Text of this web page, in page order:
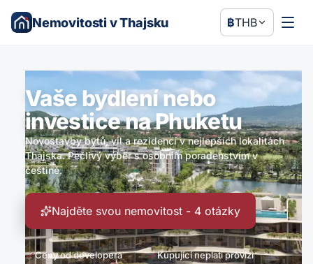
Nemovitosti v Thajsku ฿THB
Vaše bydlení nebo
investice na Phuketu
Novostavby bytů, vil a rezidencí v nejlepších lokalitách
Thajska. Pečlivý výběr s osobním poradenstvím v
češtině.
Najděte svou nemovitost - 4 otázky
Ceny od developera Kupující neplatí provizi